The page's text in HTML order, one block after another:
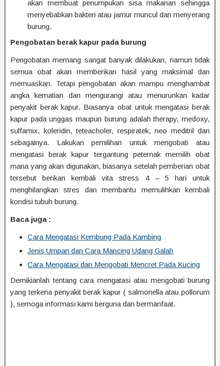
akan membuat penumpukan sisa makanan sehingga
menyebabkan bakteri atau jamur muncul dan menyerang
burung.
Pengobatan berak kapur pada burung
Pengobatan memang sangat banyak dilakukan, namun tidak
semua obat akan memberikan hasil yang maksimal dan
memuaskan. Tetapi pengobatan akan mampu menghambat
angka kematian dan mengurangi atau menurunkan kadar
penyakit berak kapur. Biasanya obat untuk mengatasi berak
kapur pada unggas maupun burung adalah therapy, medoxy,
sulfamix, koleridin, teteacholer, respiratek, neo meditril dan
sebagainya. Lakukan pemilihan untuk mengobati atau
mengatasi berak kapur tergantung peternak memilih obat
mana yang akan digunakan, biasanya setelah pemberian obat
tersebut berikan kembali vita stress 4 – 5 hari untuk
menghilangkan stres dan membantu memulihkan kembali
kondisi tubuh burung.
Baca juga :
Cara Mengatasi Kembung Pada Kambing
Jenis Umpan dan Cara Mancing Udang Galah
Cara Mengatasi dan Mengobati Mencret Pada Kucing
Demikianlah tentang cara mengatasi atau mengobati burung
yang terkena penyakit berak kapur ( salmonella atau pollorum
), semoga informasi kami berguna dan bermanfaat.